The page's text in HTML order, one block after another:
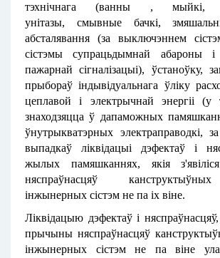
тэхнічнага (ванны , мыйкі,
унітазы, смывные бачкі,
абсталявання (за выключэннем
сістэмы супрацьдымнай абароны і
пажарнай сігналізацыі), ўстаноўку,
прыбораў індывідуальнага ўліку
цеплавой і электрычнай энергіі (у
знаходзяцца ў дапаможных
ўнутрыкватэрных электраправодкі,
выпадкаў ліквідацыі дэфектаў і
жылых памяшканнях, якія
няспраўнасцяў
інжынерных сістэм не па іх віне.
Ліквідацыю дэфектаў і няспраўнасцяў,
прычыны няспраўнасцяў
інжынерных сістэм не па віне